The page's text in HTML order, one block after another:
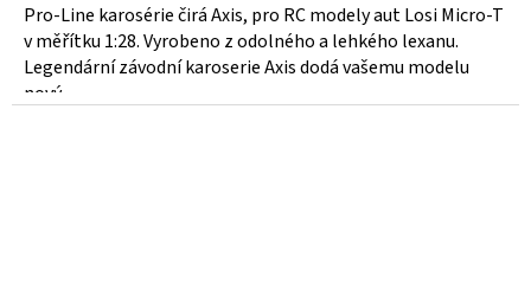
Pro-Line karosérie čirá Axis, pro RC modely aut Losi Micro-T
v měřítku 1:28. Vyrobeno z odolného a lehkého lexanu.
Legendární závodní karoserie Axis dodá vašemu modelu
nový...